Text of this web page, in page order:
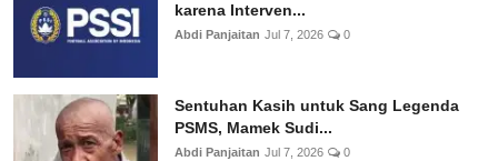
karena Interven...
Abdi Panjaitan Jul 7, 2026 0
Sentuhan Kasih untuk Sang Legenda
PSMS, Mamek Sudi...
Abdi Panjaitan Jul 7, 2026 0